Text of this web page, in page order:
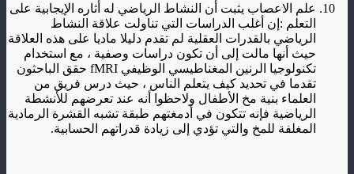
علم الاعصاب يثبت أن النشاط الرياضي له أثاره الإيجابية على
التعلم :إن أغلب الدراسات التي تناولت علاقة النشاط
الرياضي بالقدرات العقلية لم تقدم دليلا ماديا على هذه العلاقة
حيث أنها مالت إلى أن تكون دراسات وصفية ، مع استخدام
تكنولوجيا الرنين المغناطيسي الوظيفي fMRI حقق الباحثون
تقدما في تحديد كيف يتعلم الناس ، حيث درس فريق من
العلماء بنية مخ الأطفال ولاحظوا أنه عند تعرضهم للأنشطة
الرياضية فإنه تتكون في أدمغتهم طبقة تشبه القشرة الرمادية
المغلفة للمخ والتي تؤدي إلى زيادة قدراتهم الحسابية.